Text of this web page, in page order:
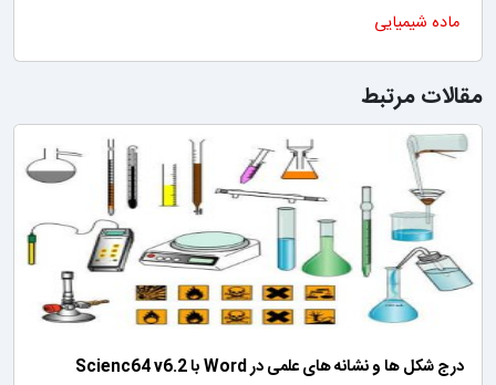
ماده شیمیایی
مقالات مرتبط
درج شکل ها و نشانه های علمی در Word با Scienc64 v6.2